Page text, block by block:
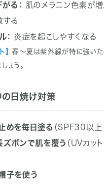
る： 肌のメラニン色素が増
する
： 炎症を起こしやすくなる
】
春〜夏は紫外線が特に強いた
ょう。
日焼け対策
めを毎日塗る （SPF30以上
ズボンで肌を覆う （UVカッ
子を使う